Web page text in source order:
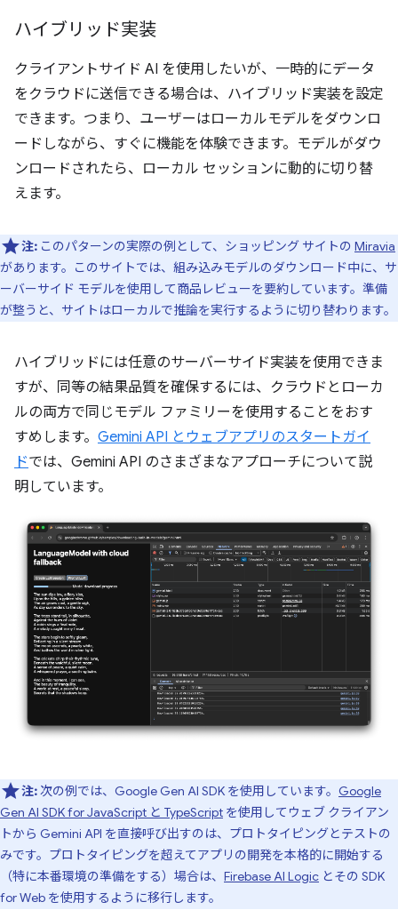
ハイブリッド実装
クライアントサイド AI を使用したいが、一時的にデータ
をクラウドに送信できる場合は、ハイブリッド実装を設定
できます。つまり、ユーザーはローカルモデルをダウンロ
ードしながら、すぐに機能を体験できます。モデルがダウ
ンロードされたら、ローカル セッションに動的に切り替
えます。
注: このパターンの実際の例として、ショッピング サイトの Miravia
があります。このサイトでは、組み込みモデルのダウンロード中に、サ
ーバーサイド モデルを使用して商品レビューを要約しています。準備
が整うと、サイトはローカルで推論を実行するように切り替わります。
ハイブリッドには任意のサーバーサイド実装を使用できま
すが、同等の結果品質を確保するには、クラウドとローカ
ルの両方で同じモデル ファミリーを使用することをおす
すめします。 Gemini API とウェブアプリのスタートガイ
ドでは、Gemini API のさまざまなアプローチについて説
明しています。
注:次の例では、Google Gen AI SDK を使用しています。 Google
Gen AI SDK for JavaScript と TypeScript を使用してウェブ クライアン
トから Gemini API を直接呼び出すのは、プロトタイピングとテストの
みです。プロトタイピングを超えてアプリの開発を本格的に開始する
（特に本番環境の準備をする）場合は、 Firebase AI Logic とその SDK
for Web を使用するように移行します。